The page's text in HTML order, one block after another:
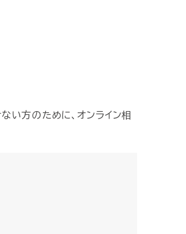
い方のために、オンライン相